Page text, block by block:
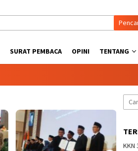
SURAT PEMBACA OPINI TENTANG
Cari
KKN